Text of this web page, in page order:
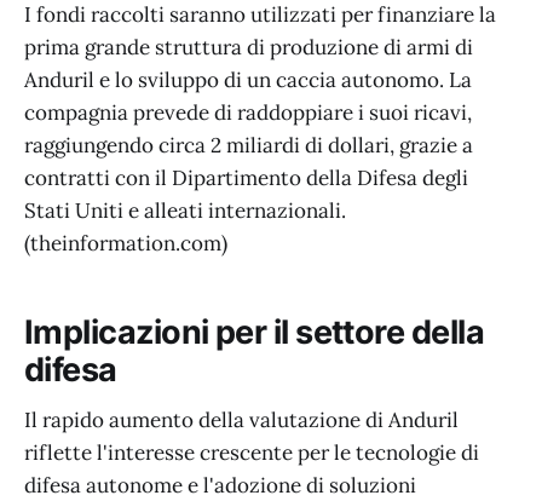
I fondi raccolti saranno utilizzati per finanziare la
prima grande struttura di produzione di armi di
Anduril e lo sviluppo di un caccia autonomo. La
compagnia prevede di raddoppiare i suoi ricavi,
raggiungendo circa 2 miliardi di dollari, grazie a
contratti con il Dipartimento della Difesa degli
Stati Uniti e alleati internazionali.
(theinformation.com)
Implicazioni per il settore della
difesa
Il rapido aumento della valutazione di Anduril
riflette l'interesse crescente per le tecnologie di
difesa autonome e l'adozione di soluzioni